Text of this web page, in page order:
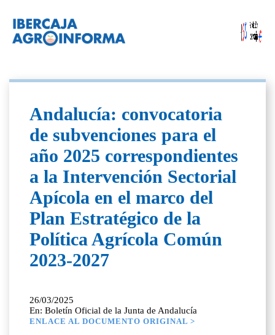
Andalucía: convocatoria
de subvenciones para el
año 2025 correspondientes
a la Intervención Sectorial
Apícola en el marco del
Plan Estratégico de la
Política Agrícola Común
2023-2027
26/03/2025
En: Boletín Oficial de la Junta de Andalucía
ENLACE AL DOCUMENTO ORIGINAL >